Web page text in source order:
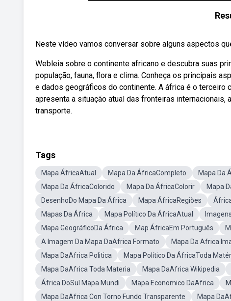
Neste vídeo vamos conversar sobre alguns aspectos
Webleia sobre o continente africano e descubra suas
população, fauna, flora e clima. Conheça os principais
e dados geográficos do continente. A áfrica é o terceiro
apresenta a situação atual das fronteiras
transporte.
Tags
Mapa ÁfricaAtual Mapa Da ÁfricaCompleto Mapa Da
Mapa Da ÁfricaColorido
Mapa Da ÁfricaColorir Mapa
DesenhoDo Mapa Da África
Mapa ÁfricaRegiões
Mapas Da África
Mapa Político Da ÁfricaAtual
Mapa GeográficoDa África
Map ÁfricaEm Português
A Imagem Da Mapa DaAfrica Formato
Mapa Da Africa
Mapa DaAfrica Politica
Mapa Político Da ÁfricaToda
Mapa DaAfrica Toda Materia
Mapa DaAfrica Wikipedia
África DoSul Mapa Mundi
Mapa Economico DaAfrica
Mapa DaAfrica Con Torno Fundo Transparente
Mapa